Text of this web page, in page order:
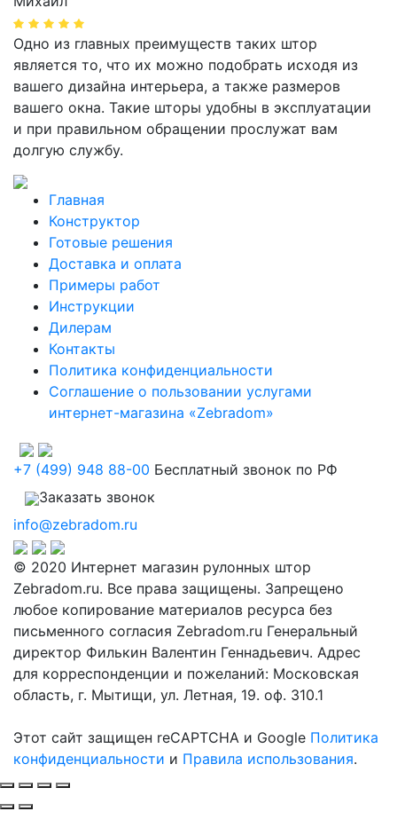
Одно из главных преимуществ таких штор
является то, что их можно подобрать исходя из
вашего дизайна интерьера, а также размеров
вашего окна. Такие шторы удобны в эксплуатации
и при правильном обращении прослужат вам
долгую службу.
Главная
Конструктор
Готовые решения
Доставка и оплата
Примеры работ
Инструкции
Дилерам
Контакты
Политика конфиденциальности
Соглашение о пользовании услугами
интернет-магазина «Zebradom»
+7 (499) 948 88-00 Бесплатный звонок по РФ
Заказать звонок
info@zebradom.ru
© 2020 Интернет магазин рулонных штор
Zebradom.ru. Все права защищены. Запрещено
любое копирование материалов ресурса без
письменного согласия Zebradom.ru Генеральный
директор Филькин Валентин Геннадьевич. Адрес
для корреспонденции и пожеланий: Московская
область, г. Мытищи, ул. Летная, 19. оф. 310.1
Этот сайт защищен reCAPTCHA и Google Политика
конфиденциальности и Правила использования.